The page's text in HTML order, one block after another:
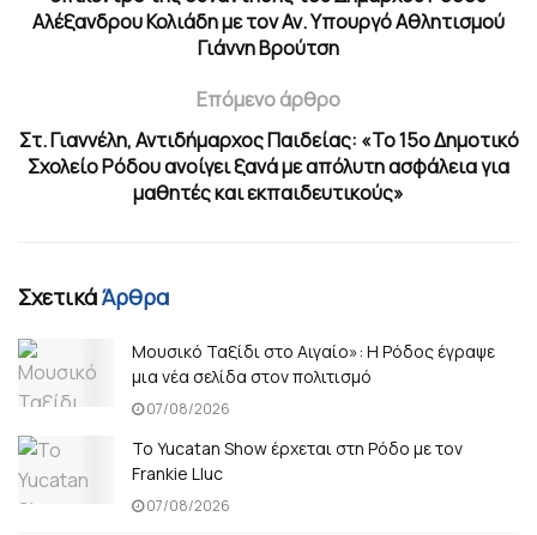
Αλέξανδρου Κολιάδη με τον Αν. Υπουργό Αθλητισμού
Γιάννη Βρούτση
Επόμενο άρθρο
Στ. Γιαννέλη, Αντιδήμαρχος Παιδείας: «Το 15ο Δημοτικό
Σχολείο Ρόδου ανοίγει ξανά με απόλυτη ασφάλεια για
μαθητές και εκπαιδευτικούς»
ΣχετικάΆρθρα
Μουσικό Ταξίδι στο Αιγαίο»: Η Ρόδος έγραψε
μια νέα σελίδα στον πολιτισμό
07/08/2026
Το Yucatan Show έρχεται στη Ρόδο με τον
Frankie Lluc
07/08/2026